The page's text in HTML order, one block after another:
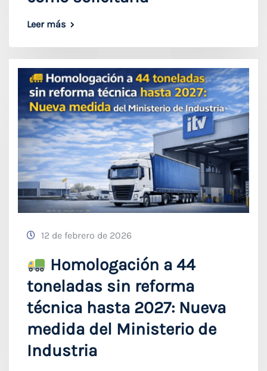
Leer más
12 de febrero de 2026
Homologación a 44
toneladas sin reforma
técnica hasta 2027: Nueva
medida del Ministerio de
Industria